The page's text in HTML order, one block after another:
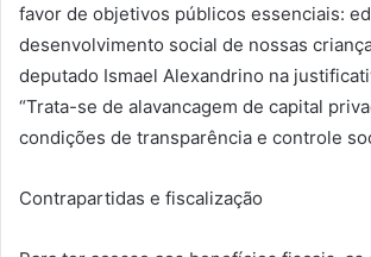
favor de objetivos públicos essenciais:
desenvolvimento social de nossas
deputado Ismael Alexandrino na
“Trata-se de alavancagem de capital
condições de transparência e controle
Contrapartidas e fiscalização